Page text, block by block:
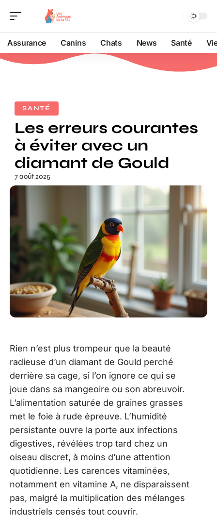
Assurance Canins Chats News Santé
SANTÉ
Les erreurs courantes
à éviter avec un
diamant de Gould
7 août 2025
Rien n’est plus trompeur que la beauté
radieuse d’un diamant de Gould perché
derrière sa cage, si l’on ignore ce qui se
joue dans sa mangeoire ou son abreuvoir.
L’alimentation saturée de graines grasses
met le foie à rude épreuve. L’humidité
persistante ouvre la porte aux infections
digestives, révélées trop tard chez un
oiseau discret, à moins d’une attention
quotidienne. Les carences vitaminées,
notamment en vitamine A, ne disparaissent
pas, malgré la multiplication des mélanges
industriels censés tout couvrir.